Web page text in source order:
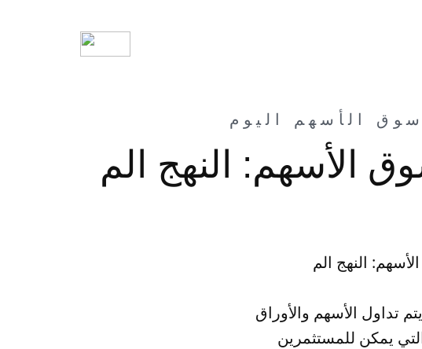
الأسهم: النهج الم
تداول الأسهم والأوراق
يمكن للمستثمرين